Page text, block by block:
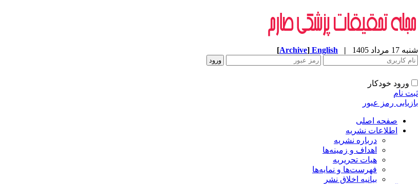
شنبه 17 مرداد 1405 |
English
[Archive]
ورود خودکار
ثبت نام
بازیابی رمز عبور
صفحه اصلی
اطلاعات نشریه
درباره نشریه
اهداف و زمینه‌ها
هیات تحریریه
فهرست‌ها و نمایه‌ها
بیانیه اخلاق نشر